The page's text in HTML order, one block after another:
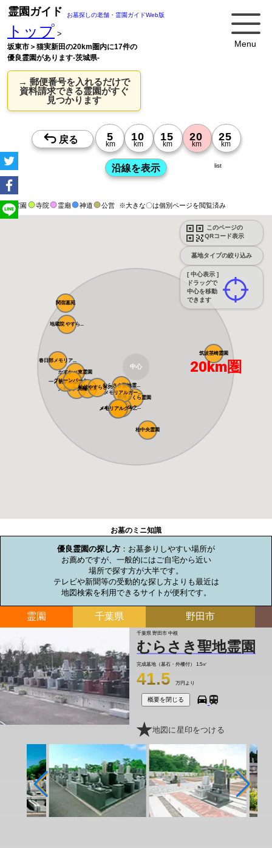
Menu
霊園ガイド お墓探しの老舗・霊園ガイドWeb版
トップ >
坂東市＞猫実新田の20km圏内に17件の
優良霊園があります-茨城県-
→ 郵便番号を入れるだけで
資料請求できる霊園がすぐ
見つかります
霊園 寺院 霊廟 神道 公営 ※大きな〇は個別ページを閲覧済み
このページの
QRコード表示
墓地タイプの絞り込み
[ 中心表示 ]
ドラッグで
中心を移動
できます
list
筑波茎崎霊園
関宿墓苑
メモリアル越谷...
一ノ割駅前霊園
かすかべ東霊園
春日部メモリア...
グリーンパーク...
光輪霊園
地蔵院 やすら...
松伏やすらぎの...
柏中央霊園
むらさき聖地霊...
野田さくら霊園
メモリアルスク...
メモリアルガー...
メモリアルパー...
メモリアルグリ...
中心 20km圏
お墓のミニ知識
優良霊園の探し方 ：お墓参りしやすい場所が
お薦めですが、一般的にはご自宅から近い
場所で探す方が大半です。
テレビや新聞等の受動的な探し方よりも最近は
地図検索を利用できるサイトが便利です。
霊園 千葉県 野田市
千葉県 野田市 中根
むらさき聖地霊園
完成墓地（墓石・外柵付） 1.5㎡
41.5 万円より
概要を閉じる
地図に星印をつける